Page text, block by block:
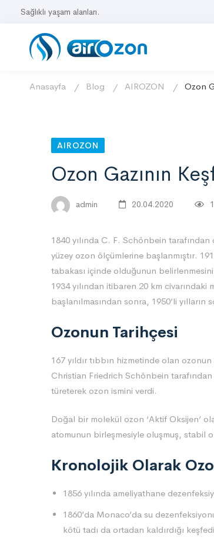
Sağlıklı yaşam alanları.
Anasayfa Blog AIROZON Ozon
AIROZON
Ozon Gazının
admin 20.04.2020
1840 yılında C. F. Schönbein
yüzey ozon ölçümlerine başlanmıştır.
tabakası içinde olduğunun
1934 yılından itibaren 20 km
başlanılmasından sonra, 1950’li
Ozonun Tarihçesi
167 yıldır tıbbın hizmetinde olan
Christian Friedrich Schönbein tarafından
türeterek ozon ismini verdi.
Doğal bir molekül ozon ‘Aktif Oksijen’
atomunun birleşmesiyle oluşmuş, stabil
Kronolojik Olarak
1856 yılında ameliyathane
1860’da Monaco’da su
kötü tadı da ortadan kaldırdığı